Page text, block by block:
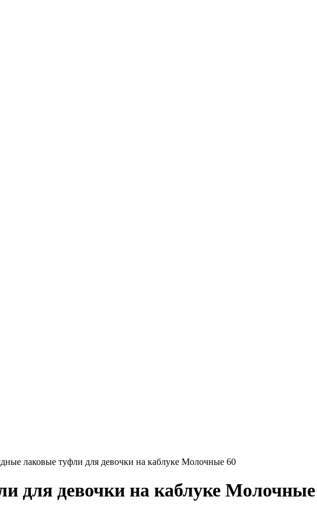
лаковые туфли для девочки на каблуке Молочные 60
для девочки на каблуке